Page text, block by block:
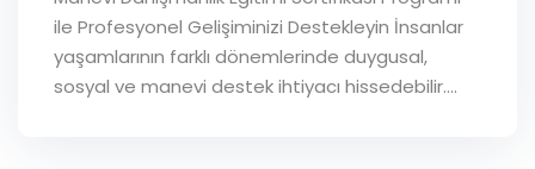
ile Profesyonel Gelişiminizi Destekleyin İnsanlar
yaşamlarının farklı dönemlerinde duygusal,
sosyal ve manevi destek ihtiyacı hissedebilir.…